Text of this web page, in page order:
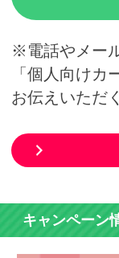
※電話やメー
「個人向けカ
お伝えいただ
キャンペーン